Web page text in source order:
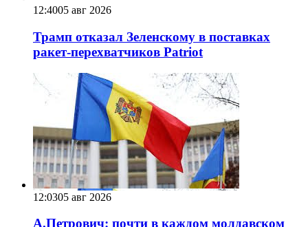
12:4005 авг 2026
Трамп отказал Зеленскому в поставках
ракет-перехватчиков Patriot
12:0305 авг 2026
А.Петрович: почти в каждом молдавском